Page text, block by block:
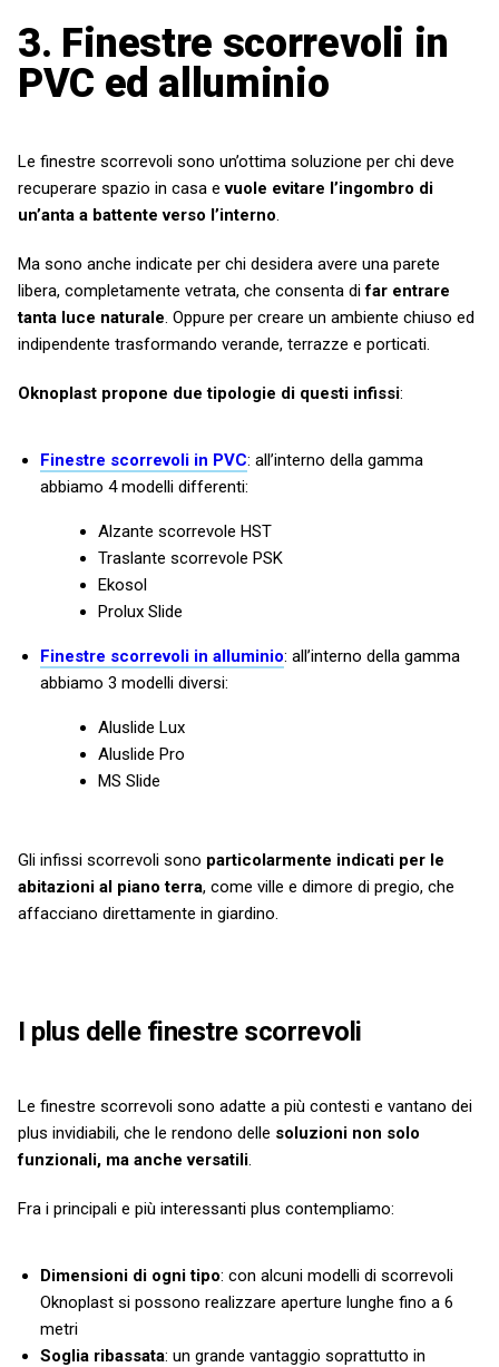
3. Finestre scorrevoli in
PVC ed alluminio
Le finestre scorrevoli sono un’ottima soluzione per chi deve
recuperare spazio in casa evuole evitare l’ingombro di
un’anta a battente verso l’interno.
Ma sono anche indicate per chi desidera avere una parete
libera, completamente vetrata, che consenta difar entrare
tanta luce naturale. Oppure per creare un ambiente chiuso ed
indipendente trasformando verande, terrazze e porticati.
Oknoplast propone due tipologie di questi infissi:
Finestre scorrevoli in PVC: all’interno della gamma
abbiamo 4 modelli differenti:
Alzante scorrevole HST
Traslante scorrevole PSK
Ekosol
Prolux Slide
Finestre scorrevoli in alluminio: all’interno della gamma
abbiamo 3 modelli diversi:
Aluslide Lux
Aluslide Pro
MS Slide
Gli infissi scorrevoli sono particolarmente indicati per le
abitazioni al piano terra, come ville e dimore di pregio, che
affacciano direttamente in giardino.
I plus delle finestre scorrevoli
Le finestre scorrevoli sono adatte a più contesti e vantano dei
plus invidiabili, che le rendono delle soluzioni non solo
funzionali, ma anche versatili.
Fra i principali e più interessanti plus contempliamo:
Dimensioni di ogni tipo: con alcuni modelli di scorrevoli
Oknoplast si possono realizzare aperture lunghe fino a 6
metri
Soglia ribassata: un grande vantaggio soprattutto in